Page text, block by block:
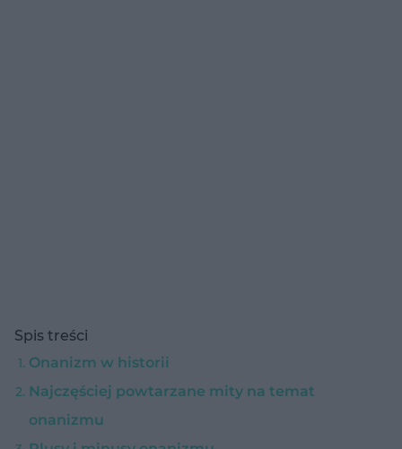
Spis treści
Onanizm w historii
Najczęściej powtarzane mity na temat
onanizmu